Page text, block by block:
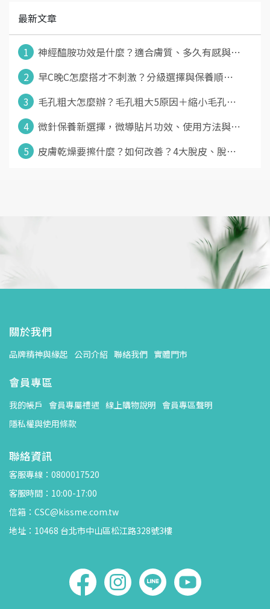
最新文章
1
神經醯胺功效是什麼？適合膚質、多久有感與⋯
2
早C晚C怎麼搭才不刺激？分級選擇與保養順⋯
3
毛孔粗大怎麼辦？毛孔粗大5原因＋縮小毛孔⋯
4
微針保養新選擇，微導貼片功效、使用方法與⋯
5
皮膚乾燥要擦什麼？如何改善？4大脫皮、脫⋯
關於我們
品牌精神與緣起 公司介紹 聯絡我們 實體門市
會員專區
我的帳戶 會員專屬禮遇 線上購物說明 會員專區聲明
隱私權與使用條款
聯絡資訊
客服專線：0800017520
客服時間：10:00-17:00
信箱：CSC@kissme.com.tw
地址：10468 台北市中山區松江路328號3樓